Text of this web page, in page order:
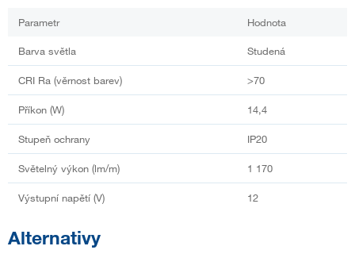
Parametr Hodnota
Barva světla Studená
CRI Ra (věrnost barev) >70
Příkon (W) 14,4
Stupeň ochrany IP20
Světelný výkon (lm/m) 1 170
Výstupní napětí (V) 12
Alternativy